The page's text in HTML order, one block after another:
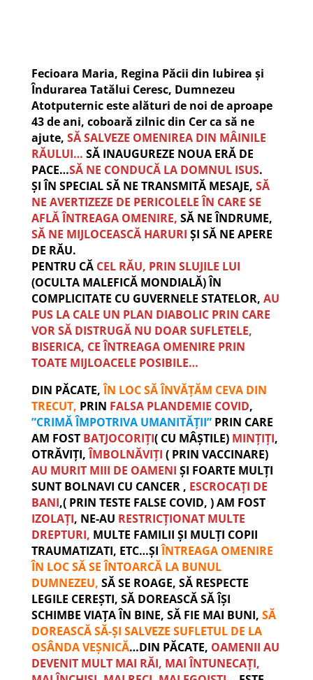
Fecioara Maria, Regina Păcii din Iubirea și
Îndurarea Tatălui Ceresc, Dumnezeu
Atotputernic este alături de noi de aproape
43 de ani, coboară zilnic din Cer ca să ne
ajute, SĂ SALVEZE OMENIREA DIN MÂINILE
RĂULUI… SĂ INAUGUREZE NOUA ERĂ DE
PACE…SĂ NE CONDUCĂ LA DOMNUL ISUS.
ȘI ÎN SPECIAL SĂ NE TRANSMITĂ MESAJE, SĂ
NE AVERTIZEZE DE PERICOLELE ÎN CARE SE
AFLĂ ÎNTREAGA OMENIRE, SĂ NE ÎNDRUME,
SĂ NE MIJLOCEASCĂ HARURI ȘI SĂ NE APERE
DE RĂU.
PENTRU CĂCEL RĂU, PRIN SLUJILE LUI
(OCULTA MALEFICĂ MONDIALĂ) ÎN
COMPLICITATE CU GUVERNELE STATELOR, AU
PUS LA CALE UN PLAN DIABOLIC PRIN CARE
VOR SĂ DISTRUGĂ NU DOAR SUFLETELE,
BISERICA, CE ÎNTREAGA OMENIRE PRIN
TOATE MIJLOACELE POSIBILE…
DIN PĂCATE,ÎN LOC SĂ ÎNVĂȚĂM CEVA DIN
TRECUT, PRIN FALSA PLANDEMIE COVID,
”CRIMĂ ÎMPOTRIVA UMANITĂȚII” PRIN CARE
AM FOST BATJOCORIȚI( CU MÂȘTILE) MINȚIȚI,
OTRĂVIȚI,ÎMBOLNĂVIȚI ( PRIN VACCINARE)
AU MURIT MIII DE OAMENI ȘI FOARTE MULȚI
SUNT BOLNAVI CU CANCER , ESCROCAȚI DE
BANI,( PRIN TESTE FALSE COVID, ) AM FOST
IZOLAȚI, NE-AU RESTRICȚIONAT MULTE
DREPTURI, MULTE FAMILII ȘI MULȚI COPII
TRAUMATIZATI, ETC…ȘIÎNTREAGA OMENIRE
ÎN LOC SĂ SE ÎNTOARCĂ LA BUNUL
DUMNEZEU, SĂ SE ROAGE, SĂ RESPECTE
LEGILE CEREȘTI, SĂ DOREASCĂ SĂ ÎȘI
SCHIMBE VIAȚA ÎN BINE, SĂ FIE MAI BUNI, SĂ
DOREASCĂ SĂ-ȘI SALVEZE SUFLETUL DE LA
OSÂNDA VEȘNICĂ…DIN PĂCATE, OAMENII AU
DEVENIT MULT MAI RĂI, MAI ÎNTUNECAȚI,